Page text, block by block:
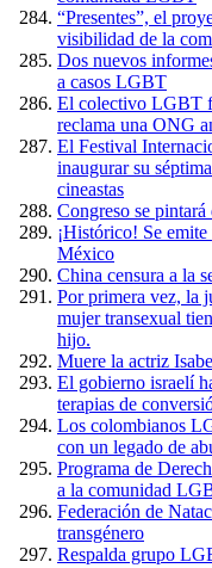
“Presentes”, el
visibilidad de la
Dos nuevos
a casos LGBT
El colectivo LGBT
reclama una ONG
El Festival
inaugurar su
cineastas
Congreso se
¡Histórico! Se
México
China censura a la
Por primera vez, la
mujer transexual
hijo.
Muere la actriz
El gobierno israelí
terapias de
Los colombianos
con un legado de
Programa de
a la comunidad
Federación de
transgénero
Respalda grupo